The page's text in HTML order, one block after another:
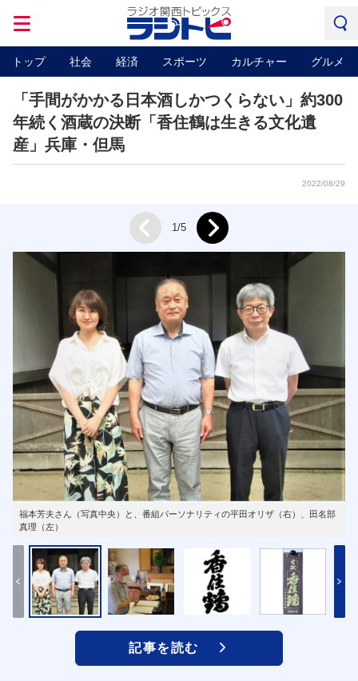
トップ 社会 経済 スポーツ カルチャー グルメ
「手間がかかる日本酒しかつくらない」約300
年続く酒蔵の決断「香住鶴は生きる文化遺
産」兵庫・但馬
2022/08/29
福本芳夫さん（写真中央）と、番組パーソナリティの平田オリザ（右）、田名部
真理（左）
Prev 1/5 Next
記事を読む